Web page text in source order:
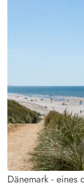
Dänemark - eines